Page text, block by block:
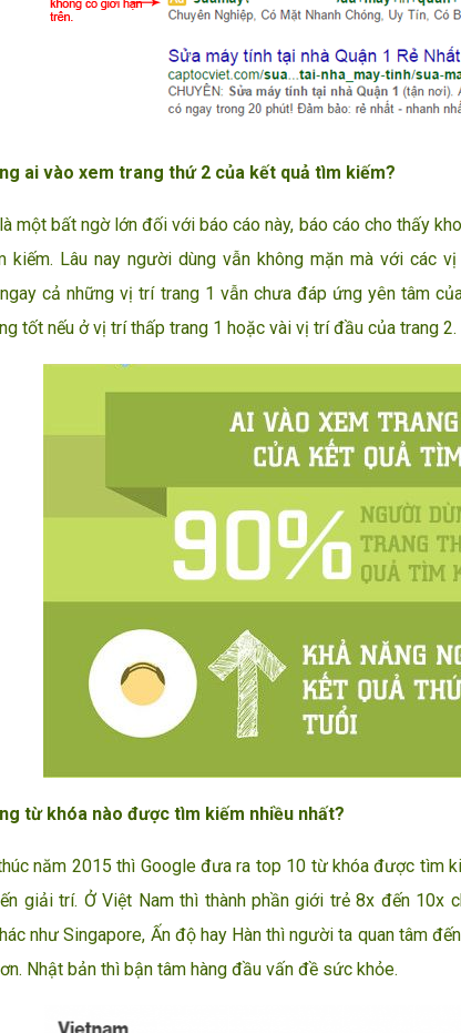
ai vào xem trang thứ 2 của kết quả tìm kiếm?
một bất ngờ lớn đối với báo cáo này, báo cáo cho thấy
kiếm. Lâu nay người dùng vẫn không mặn mà với các
cả những vị trí trang 1 vẫn chưa đáp ứng yên tâm
tốt nếu ở vị trí thấp trang 1 hoặc vài vị trí đầu của trang 2.
từ khóa nào được tìm kiếm nhiều nhất?
năm 2015 thì Google đưa ra top 10 từ khóa được tìm
giải trí. Ở Việt Nam thì thành phần giới trẻ 8x đến 10x
như Singapore, Ấn độ hay Hàn thì người ta quan tâm
Nhật bản thì bận tâm hàng đầu vấn đề sức khỏe.